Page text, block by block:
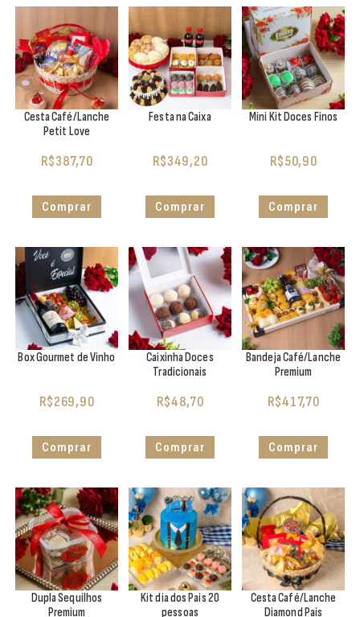
Cesta Café/Lanche
Petit Love
R$387,70
Comprar
Festa na Caixa
R$349,20
Comprar
Mini Kit Doces Finos
R$50,90
Comprar
Box Gourmet de Vinho
R$269,90
Comprar
Caixinha Doces
Tradicionais
R$48,70
Comprar
Bandeja Café/Lanche
Premium
R$417,70
Comprar
Dupla Sequilhos
Premium
Kit dia dos Pais 20
pessoas
Cesta Café/Lanche
Diamond Pais